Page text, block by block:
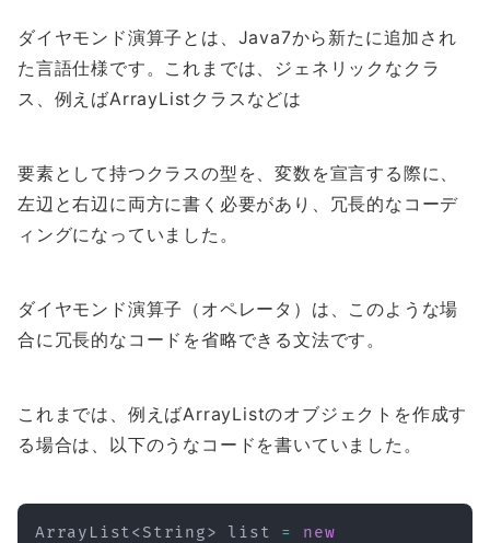
ダイヤモンド演算子とは、Java7から新たに追加され
た言語仕様です。これまでは、ジェネリックなクラ
ス、例えばArrayListクラスなどは
要素として持つクラスの型を、変数を宣言する際に、
左辺と右辺に両方に書く必要があり、冗長的なコーデ
ィングになっていました。
ダイヤモンド演算子（オペレータ）は、このような場
合に冗長的なコードを省略できる文法です。
これまでは、例えばArrayListのオブジェクトを作成す
る場合は、以下のうなコードを書いていました。
ArrayList<String> list =
new